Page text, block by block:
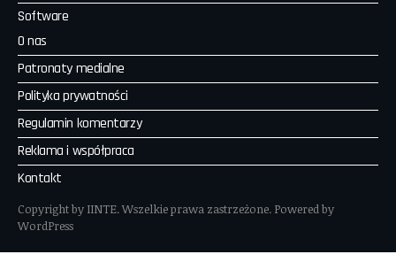
Software
O nas
Patronaty medialne
Polityka prywatności
Regulamin komentarzy
Reklama i współpraca
Kontakt
Copyright by IINTE. Wszelkie prawa zastrzeżone. Powered by
WordPress